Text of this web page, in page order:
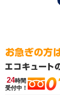
24時間
受付中！